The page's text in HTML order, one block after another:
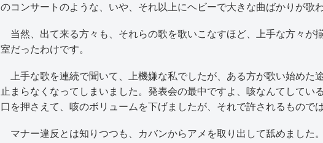
のコンサートのような、いや、それ以上にヘビーで大きな曲ばかりが歌
当然、出て来る方々も、それらの歌を歌いこなすほど、上手な方々が
室だったわけです。
上手な歌を連続で聞いて、上機嫌な私でしたが、ある方が歌い始めた
止まらなくなってしまいました。発表会の最中ですよ、咳なんてしてい
口を押さえて、咳のボリュームを下げましたが、それで許されるもので
マナー違反とは知りつつも、カバンからアメを取り出して舐めました